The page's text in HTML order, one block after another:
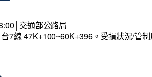
交通部公路局
7線 47K+100~60K+396。受損狀況/管